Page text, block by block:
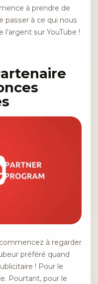
à prendre de
passer à ce qui nous
sur YouTube !
à regarder
préféré quand
! Pour le
Pourtant, pour le